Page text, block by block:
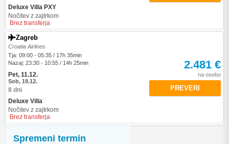
Spremeni termin
Deluxe Villa PXY
Nočitev z zajtrkom
Brez transferja
Zagreb
Croatia Airlines
Tja: 09:00 - 05:35 / 17h 35min
Nazaj: 23:30 - 10:55 / 14h 25min
Pet, 11.12.
Sob, 19.12.
8 dni
Deluxe Villa
Nočitev z zajtrkom
Brez transferja
2.481 €
na osebo
PREVERI